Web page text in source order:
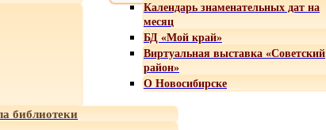
Календарь знаменательных дат на
месяц
БД «Мой край»
Виртуальная выставка «Советский
район»
О Новосибирске
библиотеки